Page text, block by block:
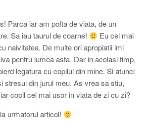
Parca iar am pofta de viata, de un
Sa iau taurul de coarne!
Eu cel mai
naivitatea. De multe ori apropiatii imi
pentru lumea asta. Dar in acelasi timp,
legatura cu copilul din mine. Si atunci
stresul din jurul meu. As vrea sa stiu,
copil cel mai usor in viata de zi cu zi?
urmatorul articol!